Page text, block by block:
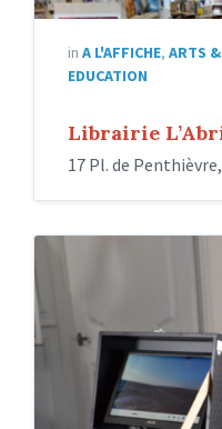
in A L'AFFICHE, ARTS
EDUCATION
Librairie
17 Pl. de